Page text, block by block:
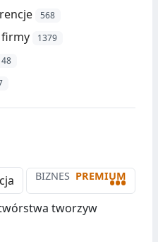
568
firmy 1379
BIZNES PREMIUM
•••
tworzyw